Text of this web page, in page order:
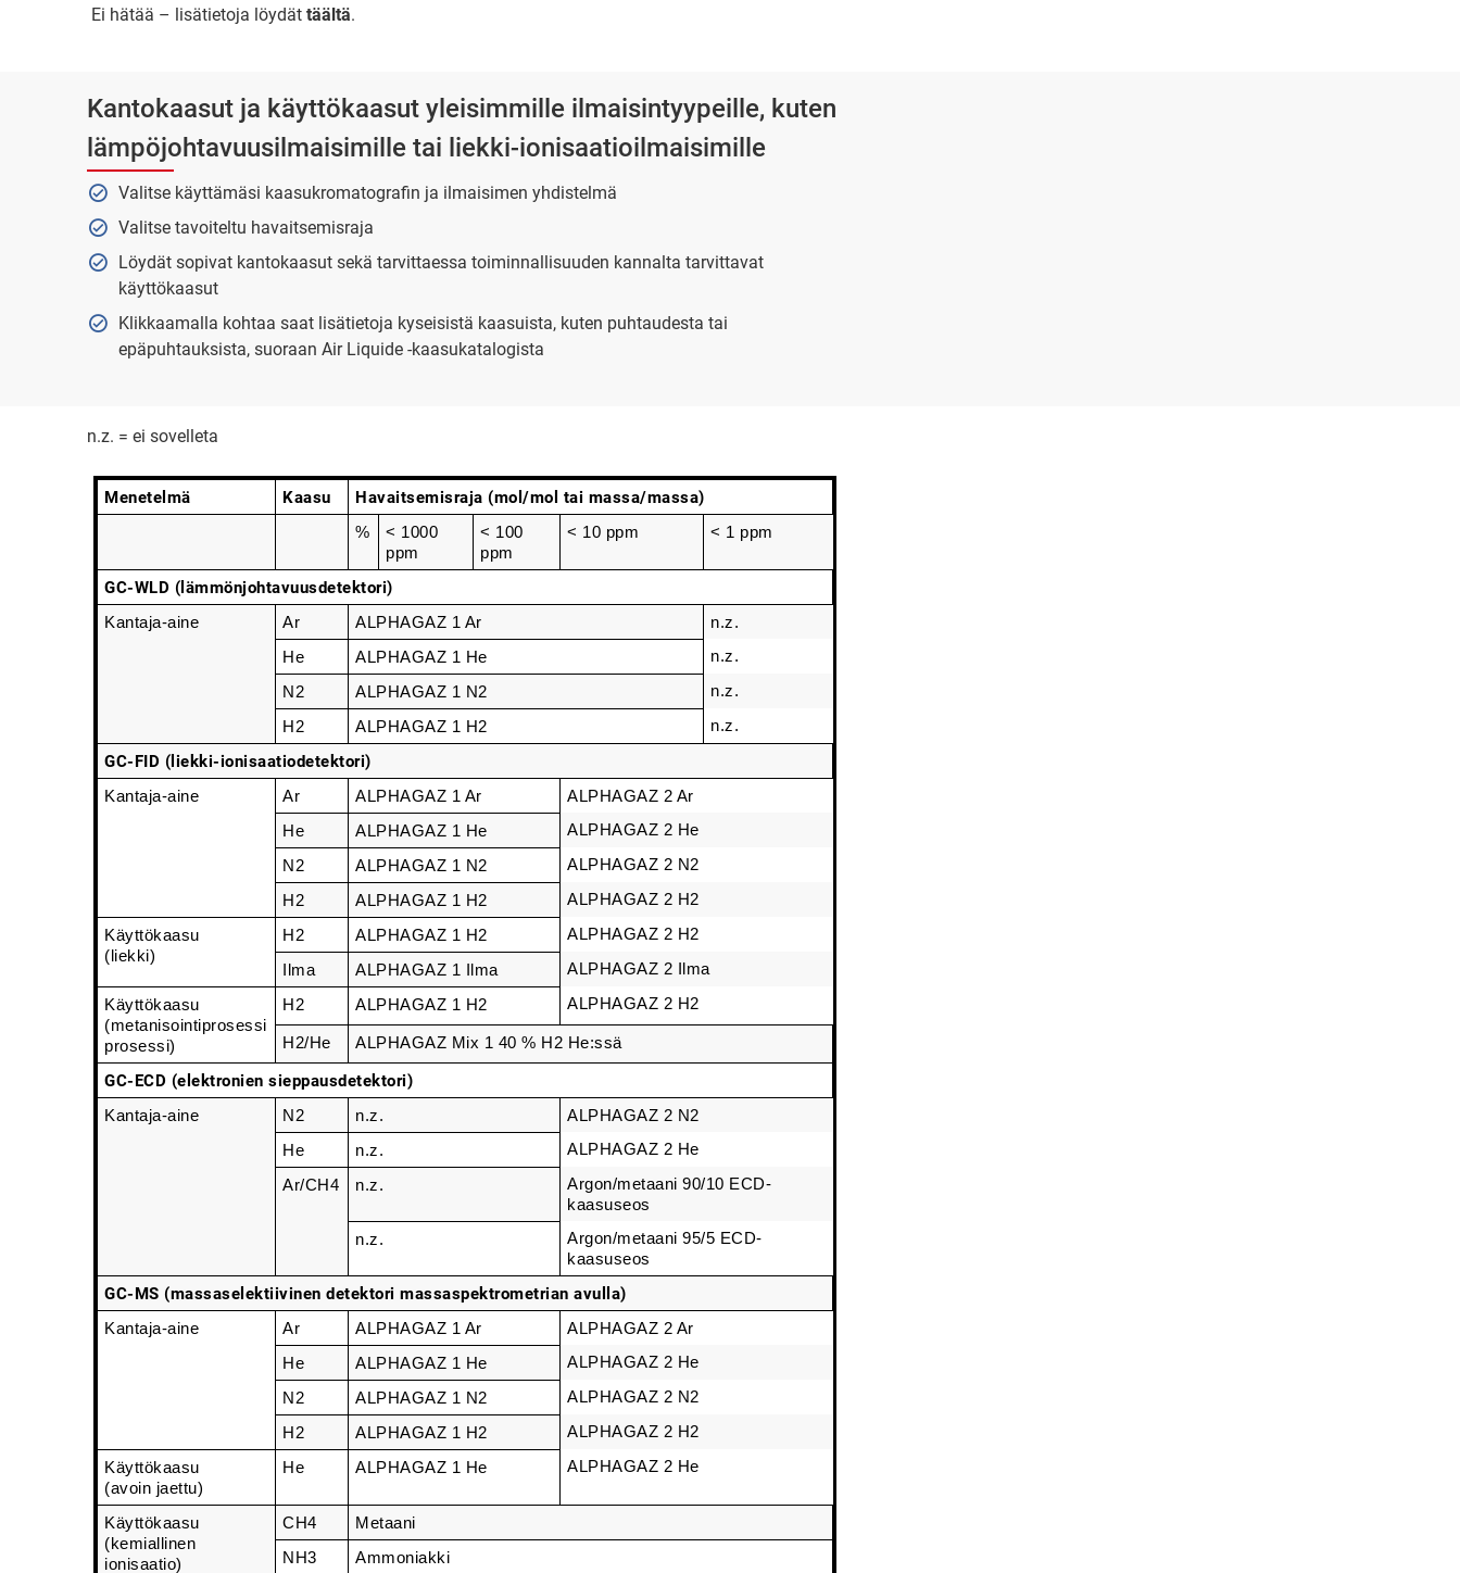
Ei hätää – lisätietoja löydät täältä.
Kantokaasut ja käyttökaasut yleisimmille ilmaisintyypeille, kuten
lämpöjohtavuusilmaisimille tai liekki-ionisaatioilmaisimille
Valitse käyttämäsi kaasukromatografin ja ilmaisimen yhdistelmä
Valitse tavoiteltu havaitsemisraja
Löydät sopivat kantokaasut sekä tarvittaessa toiminnallisuuden kannalta tarvittavat
käyttökaasut
Klikkaamalla kohtaa saat lisätietoja kyseisistä kaasuista, kuten puhtaudesta tai
epäpuhtauksista, suoraan Air Liquide -kaasukatalogista
n.z. = ei sovelleta
Menetelmä Kaasu Havaitsemisraja (mol/mol tai massa/massa)
%
< 1000
ppm
< 100
ppm
< 10 ppm < 1 ppm
GC-WLD (lämmönjohtavuusdetektori)
Kantaja-aine Ar ALPHAGAZ 1 Ar
n.z.
He
ALPHAGAZ 1 He n.z.
N2 ALPHAGAZ 1 N2 n.z.
H2 ALPHAGAZ 1 H2 n.z.
GC-FID (liekki-ionisaatiodetektori)
Kantaja-aine Ar ALPHAGAZ 1 Ar
ALPHAGAZ 2 Ar
He
ALPHAGAZ 1 He ALPHAGAZ 2 He
N2 ALPHAGAZ 1 N2 ALPHAGAZ 2 N2
H2 ALPHAGAZ 1 H2 ALPHAGAZ 2 H2
Käyttökaasu
(liekki)
H2 ALPHAGAZ 1 H2 ALPHAGAZ 2 H2
Ilma ALPHAGAZ 1 Ilma ALPHAGAZ 2 Ilma
Käyttökaasu
(metanisointiprosessi
prosessi)
H2 ALPHAGAZ 1 H2 ALPHAGAZ 2 H2
H2/He ALPHAGAZ Mix 1 40 % H2 He:ssä
GC-ECD (elektronien sieppausdetektori)
Kantaja-aine N2 n.z.
ALPHAGAZ 2 N2
He
n.z. ALPHAGAZ 2 He
Ar/CH4 n.z.
Argon/metaani 90/10 ECD-
kaasuseos
n.z.
Argon/metaani 95/5 ECD-
kaasuseos
GC-MS (massaselektiivinen detektori massaspektrometrian avulla)
Kantaja-aine Ar ALPHAGAZ 1 Ar
ALPHAGAZ 2 Ar
He
ALPHAGAZ 1 He ALPHAGAZ 2 He
N2 ALPHAGAZ 1 N2 ALPHAGAZ 2 N2
H2 ALPHAGAZ 1 H2 ALPHAGAZ 2 H2
Käyttökaasu
(avoin jaettu)
He ALPHAGAZ 1 He ALPHAGAZ 2 He
Käyttökaasu
(kemiallinen
ionisaatio)
CH4
Metaani
NH3
Ammoniakki